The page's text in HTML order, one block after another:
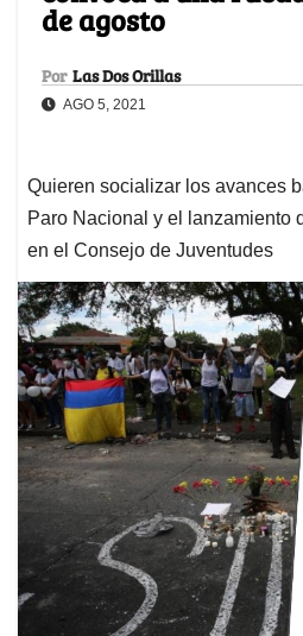
de agosto
Por Las Dos Orillas
AGO 5, 2021
Quieren socializar los avances
Paro Nacional y el lanzamiento
en el Consejo de Juventudes